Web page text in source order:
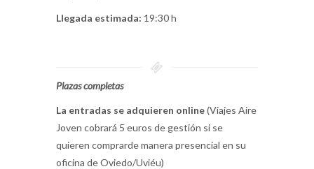
Llegada estimada: 19:30 h
Plazas completas
La entradas se adquieren online(Viajes Aire
Joven cobrará 5 euros de gestión si se
quieren comprarde manera presencial en su
oficina de Oviedo/Uviéu)